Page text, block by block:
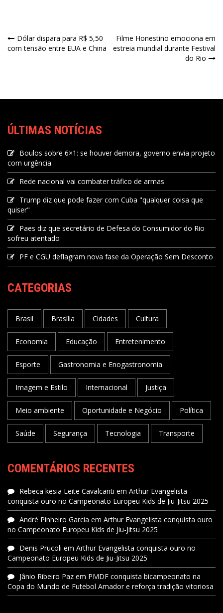
Dólar dispara para R$ 5,50
com tensão entre EUA e China
Filme Honestino emociona em
estreia mundial durante Festival
do Rio
ÚLTIMAS NOTÍCIAS
Boulos sobre 6×1: se houver demora, governo envia projeto
com urgência
Rede nacional vai combater tráfico de armas
Trump diz que pode fazer com Cuba "qualquer coisa que
quiser"
Paes diz que secretário de Defesa do Consumidor do Rio
sofreu atentado
PF e CGU deflagram nova fase da Operação Sem Desconto
CATEGORIAS
Brasil Brasília Cidades Cultura
Economia Educação Entretenimento
Esporte Gastronomia e Enogastronomia
Imagem e Estilo Internacional Justiça
Meio ambiente Oportunidade e Negócio Política
Saúde Segurança Tecnologia Transporte
COMENTÁRIOS RECENTES
Rebeca kesia Leite Cavalcanti em Arthur Evangelista
conquista ouro no Campeonato Europeu Kids de Jiu-Jitsu 2025
André Pinheiro Garcia em Arthur Evangelista conquista ouro
no Campeonato Europeu Kids de Jiu-Jitsu 2025
Denis Prucoli em Arthur Evangelista conquista ouro no
Campeonato Europeu Kids de Jiu-Jitsu 2025
Jânio Ribeiro Paz em PMDF conquista bicampeonato na
Copa do Mundo de Futebol Amador e reforça tradição vitoriosa